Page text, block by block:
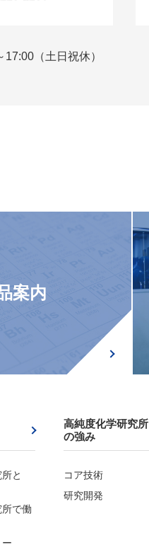
（土日祝休）
案内
と
で働
高純度化学研究所
の強み
コア技術
研究開発